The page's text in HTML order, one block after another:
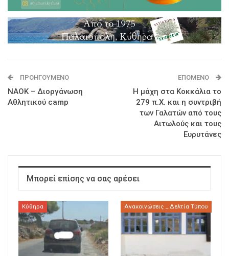
ΠΡΟΗΓΟΎΜΕΝΟ
ΝΑΟΚ – Διοργάνωση
Αθλητικού camp
ΕΠΌΜΕΝΟ
Η μάχη στα Κοκκάλια το
279 π.Χ. και η συντριβή
των Γαλατών από τους
Αιτωλούς και τους
Ευρυτάνες
Μπορεί επίσης να σας αρέσει
Κύθηρα Ανακοινώσεις _ Δελτία Τύπου